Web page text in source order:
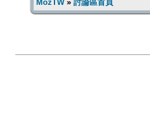
MozTW» 討論區首頁